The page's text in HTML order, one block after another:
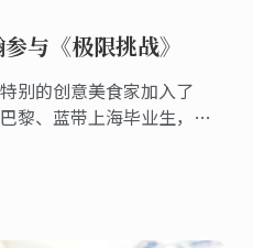
与《极限挑战》
别的创意美食家加入了
黎、蓝带上海毕业生，第